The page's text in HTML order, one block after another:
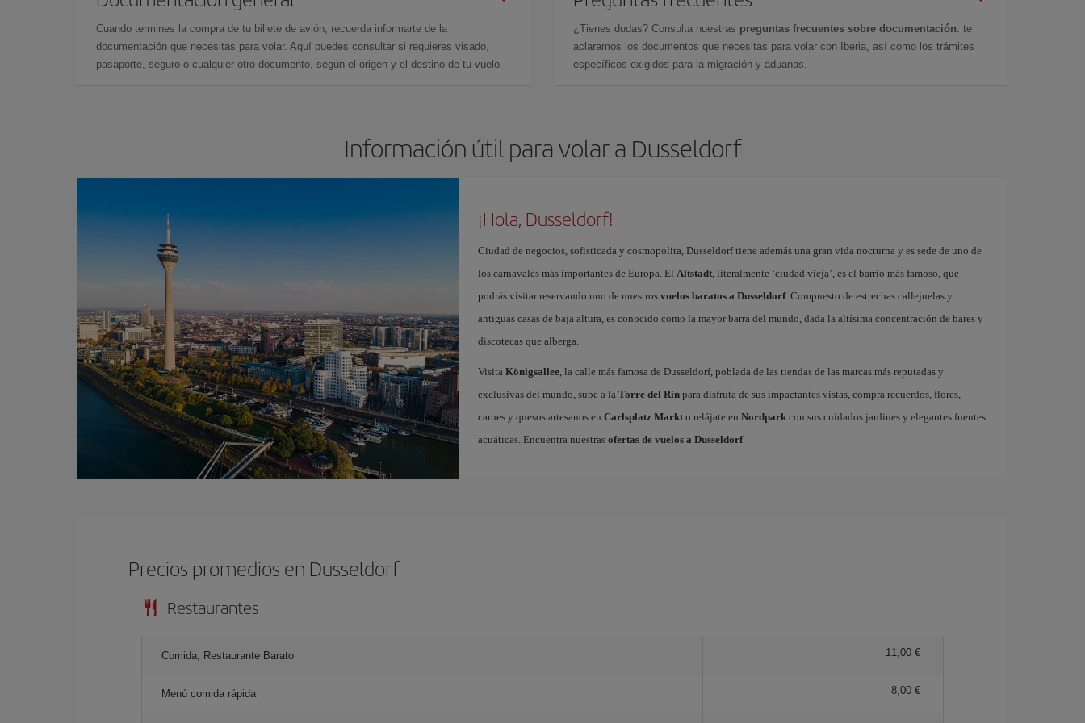
Cuando termines la compra de tu billete de avión, recuerda informarte de la
documentación que necesitas para volar. Aquí puedes consultar si requieres visado,
pasaporte, seguro o cualquier otro documento, según el origen y el destino de tu vuelo.
¿Tienes dudas? Consulta nuestras preguntas frecuentes sobre documentación: te
aclaramos los documentos que necesitas para volar con Iberia, así como los trámites
específicos exigidos para la migración y aduanas.
Información útil para volar a Dusseldorf
¡Hola, Dusseldorf!
Ciudad de negocios, sofisticada y cosmopolita, Dusseldorf tiene además una gran vida nocturna y es sede de uno de
los carnavales más importantes de Europa. El Altstadt, literalmente ‘ciudad vieja’, es el barrio más famoso, que
podrás visitar reservando uno de nuestros vuelos baratos a Dusseldorf. Compuesto de estrechas callejuelas y
antiguas casas de baja altura, es conocido como la mayor barra del mundo, dada la altísima concentración de bares y
discotecas que alberga.
Visita Königsallee, la calle más famosa de Dusseldorf, poblada de las tiendas de las marcas más reputadas y
exclusivas del mundo, sube a la Torre del Rinpara disfruta de sus impactantes vistas, compra recuerdos, flores,
carnes y quesos artesanos en Carlsplatz Markto relájate en Nordparkcon sus cuidados jardines y elegantes fuentes
acuáticas. Encuentra nuestras ofertas de vuelos a Dusseldorf.
Precios promedios en Dusseldorf
Restaurantes
Comida, Restaurante Barato 11,00 €
Menú comida rápida 8,00 €